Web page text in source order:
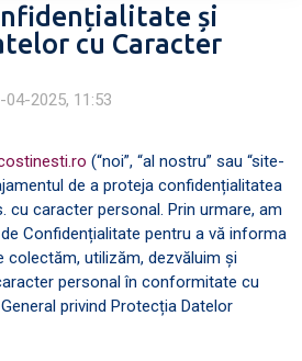
și
cu Caracter
04-2025, 11:53
(“noi”, “al nostru” sau “site-
de a proteja confidențialitatea
cu caracter personal. Prin urmare, am
Confidențialitate pentru a vă informa
colectăm, utilizăm, dezvăluim și
personal în conformitate cu
privind Protecția Datelor